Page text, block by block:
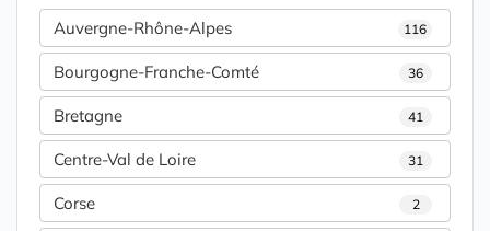
Auvergne-Rhône-Alpes 116
Bourgogne-Franche-Comté 36
Bretagne 41
Centre-Val de Loire 31
Corse 2